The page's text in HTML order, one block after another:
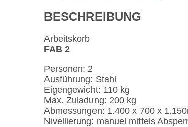
BESCHREIBUNG
Arbeitskorb
FAB 2
Personen: 2
Ausführung: Stahl
Eigengewicht: 110 kg
Max. Zuladung: 200 kg
Abmessungen: 1.400 x 700 x
Nivellierung: manuel mittels